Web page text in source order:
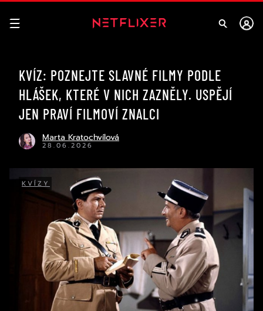
KVÍZ: POZNEJTE SLAVNÉ FILMY PODLE
HLÁŠEK, KTERÉ V NICH ZAZNĚLY. USPĚJÍ
JEN PRAVÍ FILMOVÍ ZNALCI
Marta Kratochvílová
28.06.2026
KVÍZY